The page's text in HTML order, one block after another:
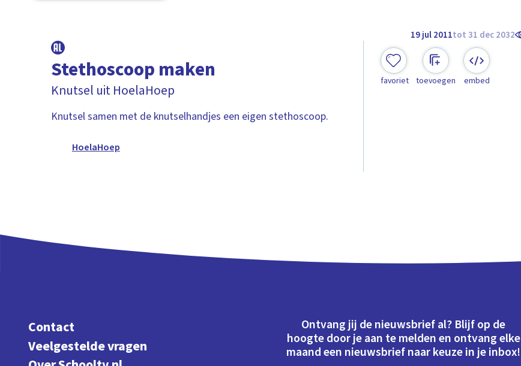
19 jul 2011tot 31 dec 2032
Stethoscoop maken
Knutsel uit HoelaHoep
Knutsel samen met de knutselhandjes een eigen stethoscoop.
HoelaHoep
favoriet toevoegen embed
Contact
Veelgestelde vragen
Ontvang jij de nieuwsbrief al? Blijf op de
hoogte door je aan te melden en ontvang elke
maand een nieuwsbrief naar keuze in je inbox!